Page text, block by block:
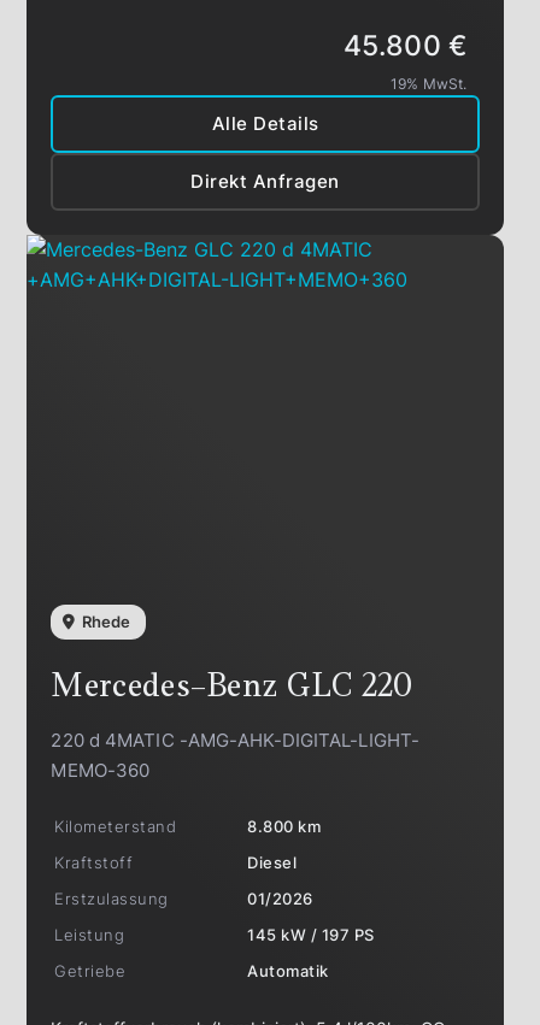
Alle Details
Direkt Anfragen
45.800 €
19% MwSt.
Rhede
Mercedes-Benz GLC 220
220 d 4MATIC -AMG-AHK-DIGITAL-LIGHT-
MEMO-360
Kilometerstand
8.800 km
Kraftstoff
Diesel
Erstzulassung
01/2026
Leistung
145 kW / 197 PS
Getriebe
Automatik